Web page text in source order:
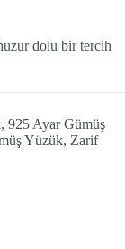
dolu bir tercih
925 Ayar Gümüş
Yüzük, Zarif